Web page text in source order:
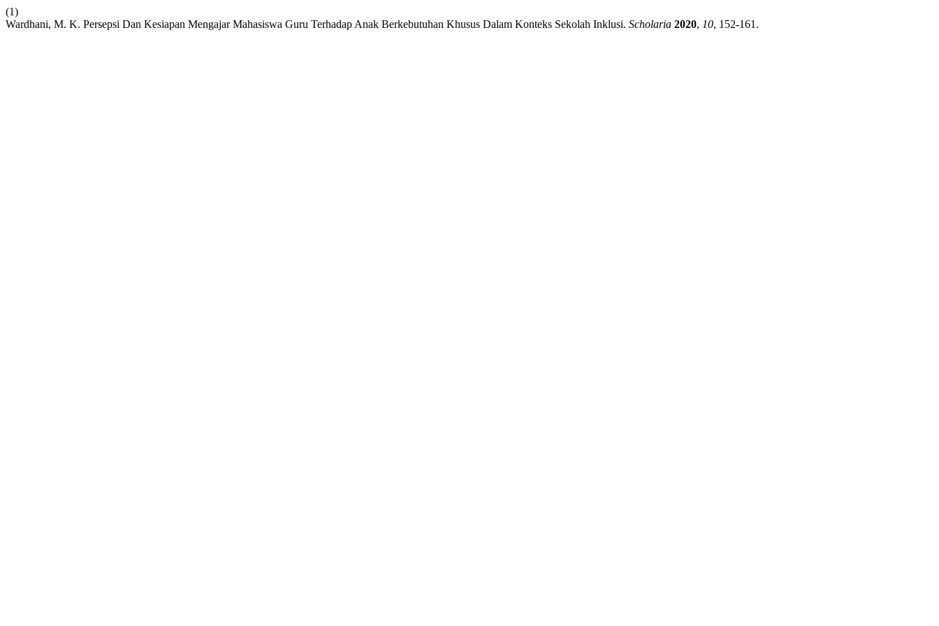
(1)
Wardhani, M. K. Persepsi Dan Kesiapan Mengajar Mahasiswa Guru Terhadap Anak Berkebutuhan Khusus Dalam Konteks Sekolah Inklusi. Scholaria 2020, 10, 152-161.